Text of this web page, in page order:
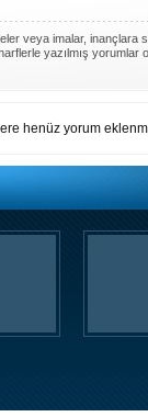
veya imalar, inançlara
yazılmış yorumlar
henüz yorum